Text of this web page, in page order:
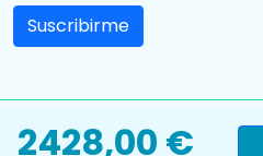
2428,00 €